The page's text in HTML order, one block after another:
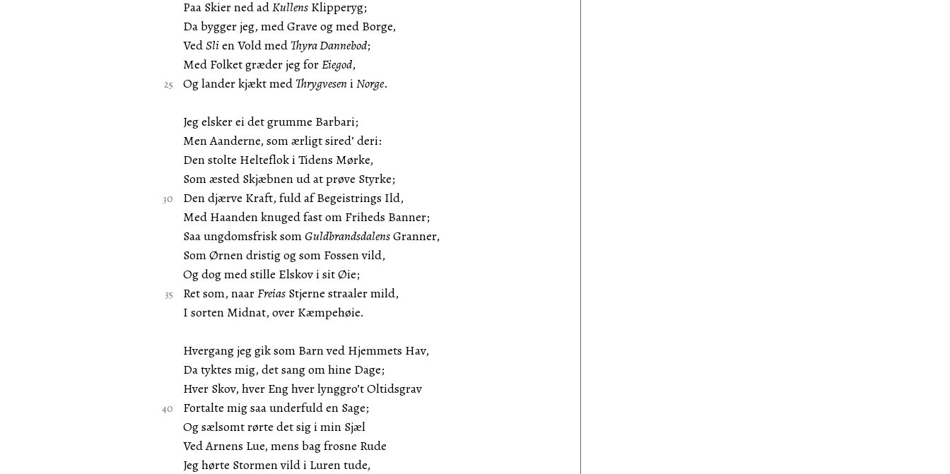
Paa Skier ned adKullensKlipperyg;
Da bygger jeg, med Grave og med Borge,
VedSlien Vold medThyra Dannebod;
Med Folket græder jeg forEiegod,
Og lander kjækt medThrygvesen i Norge.
Jeg elsker ei det grumme Barbari;
Men Aanderne, som ærligt sired’ deri:
Den stolte Helteflok i Tidens Mørke,
Som æsted Skjæbnen ud at prøve Styrke;
Den djærve Kraft, fuld af Begeistrings Ild,
Med Haanden knuged fast om Friheds Banner;
Saa ungdomsfrisk somGuldbrandsdalensGranner,
Som Ørnen dristig og som Fossen vild,
Og dog med stille Elskov i sit Øie;
Ret som, naarFreiasStjerne straaler mild,
I sorten Midnat, over Kæmpehøie.
Hvergang jeg gik som Barn ved Hjemmets Hav,
Da tyktes mig, det sang om hine Dage;
Hver Skov, hver Eng hver lynggro’t Oltidsgrav
Fortalte mig saa underfuld en Sage;
Og sælsomt rørte det sig i min Sjæl
Ved Arnens Lue, mens bag frosne Rude
Jeg hørte Stormen vild i Luren tude,